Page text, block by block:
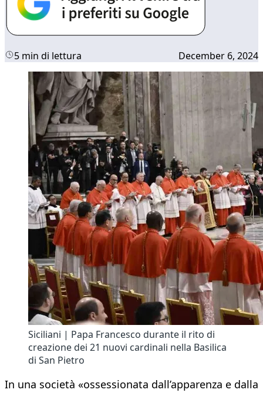
5 min di lettura December 6, 2024
Siciliani | Papa Francesco durante il rito di
creazione dei 21 nuovi cardinali nella Basilica
di San Pietro
In una società «ossessionata dall’apparenza e dalla